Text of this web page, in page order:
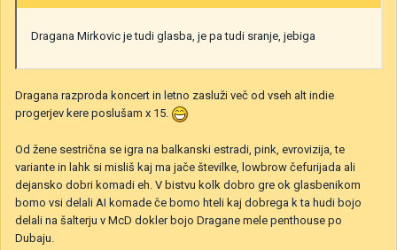
Dragana Mirkovic je tudi glasba, je pa tudi sranje, jebiga
Dragana razproda koncert in letno zasluži več od vseh alt indie
progerjev kere poslušam x 15.
Od žene sestrična se igra na balkanski estradi, pink, evrovizija, te
variante in lahk si misliš kaj ma jače številke, lowbrow čefurijada ali
dejansko dobri komadi eh. V bistvu kolk dobro gre ok glasbenikom
bomo vsi delali AI komade če bomo hteli kaj dobrega k ta hudi bojo
delali na šalterju v McD dokler bojo Dragane mele penthouse po
Dubaju.